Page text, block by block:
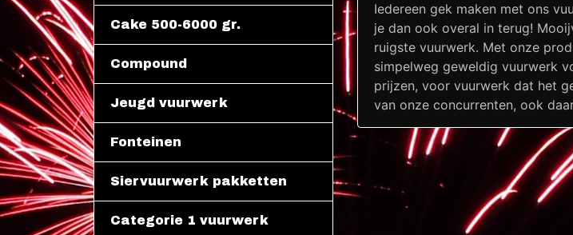
Cake 500-6000 gr.
Compound
Jeugd vuurwerk
Fonteinen
Siervuurwerk pakketten
Categorie 1 vuurwerk
Iedereen gek maken met ons
je dan ook overal in terug!
ruigste vuurwerk. Met onze
simpelweg geweldig vuurwerk
prijzen, voor vuurwerk dat het
van onze concurrenten, ook